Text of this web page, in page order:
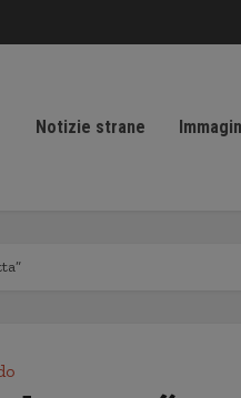
Notizie strane